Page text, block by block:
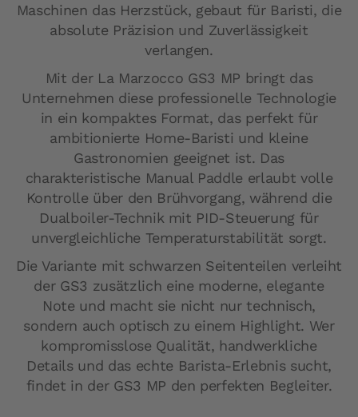
Maschinen das Herzstück, gebaut für Baristi, die
absolute Präzision und Zuverlässigkeit
verlangen.
Mit der La Marzocco GS3 MP bringt das
Unternehmen diese professionelle Technologie
in ein kompaktes Format, das perfekt für
ambitionierte Home-Baristi und kleine
Gastronomien geeignet ist. Das
charakteristische Manual Paddle erlaubt volle
Kontrolle über den Brühvorgang, während die
Dualboiler-Technik mit PID-Steuerung für
unvergleichliche Temperaturstabilität sorgt.
Die Variante mit schwarzen Seitenteilen verleiht
der GS3 zusätzlich eine moderne, elegante
Note und macht sie nicht nur technisch,
sondern auch optisch zu einem Highlight. Wer
kompromisslose Qualität, handwerkliche
Details und das echte Barista-Erlebnis sucht,
findet in der GS3 MP den perfekten Begleiter.